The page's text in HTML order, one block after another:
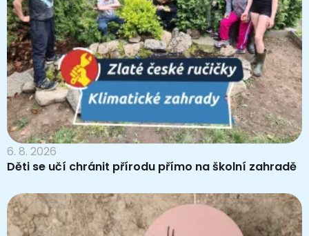
6. 8. 2026
Děti se učí chránit přírodu přímo na školní zahradě